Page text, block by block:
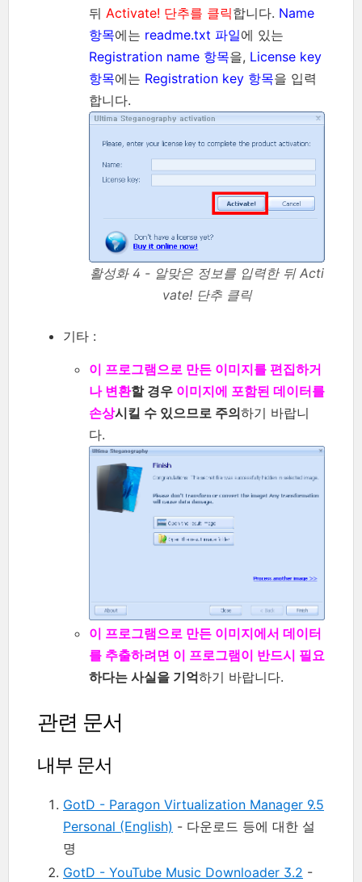
뒤 Activate! 단추를 클릭합니다. Name
항목에는 readme.txt 파일에 있는
Registration name 항목을, License key
항목에는 Registration key 항목을 입력
합니다.
활성화 4 - 알맞은 정보를 입력한 뒤 Acti
vate! 단추 클릭
기타 :
이 프로그램으로 만든 이미지를 편집하거
나 변환할 경우 이미지에 포함된 데이터를
손상시킬 수 있으므로 주의하기 바랍니
다.
이 프로그램으로 만든 이미지에서 데이터
를 추출하려면 이 프로그램이 반드시 필요
하다는 사실을 기억하기 바랍니다.
관련 문서
내부 문서
GotD - Paragon Virtualization Manager 9.5
Personal (English) - 다운로드 등에 대한 설
명
GotD - YouTube Music Downloader 3.2 -